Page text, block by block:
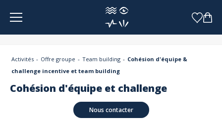
Panneau de gestion des cookies
Activités Offre groupe Team building
Cohésion d'équipe &
challenge incentive et team building
Cohésion d'équipe et challenge
Nous contacter